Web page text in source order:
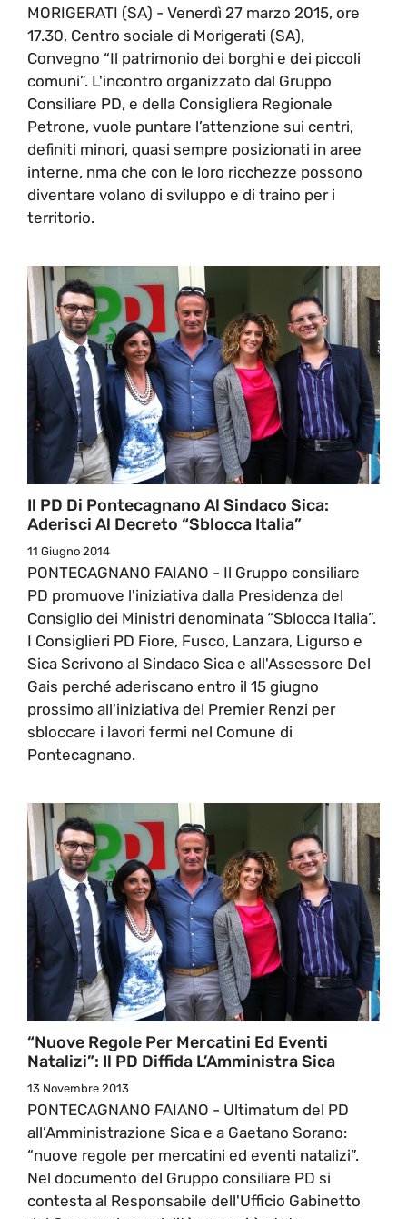
MORIGERATI (SA) - Venerdì 27 marzo 2015, ore
17.30, Centro sociale di Morigerati (SA),
Convegno “Il patrimonio dei borghi e dei piccoli
comuni”. L'incontro organizzato dal Gruppo
Consiliare PD, e della Consigliera Regionale
Petrone, vuole puntare l’attenzione sui centri,
definiti minori, quasi sempre posizionati in aree
interne, nma che con le loro ricchezze possono
diventare volano di sviluppo e di traino per i
territorio.
Il PD Di Pontecagnano Al Sindaco Sica:
Aderisci Al Decreto “Sblocca Italia”
11 Giugno 2014
PONTECAGNANO FAIANO - Il Gruppo consiliare
PD promuove l'iniziativa dalla Presidenza del
Consiglio dei Ministri denominata “Sblocca Italia”.
I Consiglieri PD Fiore, Fusco, Lanzara, Ligurso e
Sica Scrivono al Sindaco Sica e all'Assessore Del
Gais perché aderiscano entro il 15 giugno
prossimo all'iniziativa del Premier Renzi per
sbloccare i lavori fermi nel Comune di
Pontecagnano.
“Nuove Regole Per Mercatini Ed Eventi
Natalizi”: Il PD Diffida L’Amministra Sica
13 Novembre 2013
PONTECAGNANO FAIANO - Ultimatum del PD
all’Amministrazione Sica e a Gaetano Sorano:
“nuove regole per mercatini ed eventi natalizi”.
Nel documento del Gruppo consiliare PD si
contesta al Responsabile dell'Ufficio Gabinetto